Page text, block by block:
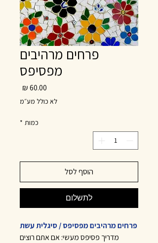
פרחים מרהיבים
מפסיפס
לא כולל מע״מ
כמות *
הוסף לסל
לתשלום
פרחים מרהיבים מפסיפס / סיגלית עשת
מדריך פסיפס מעשי: אם אתם רוצים